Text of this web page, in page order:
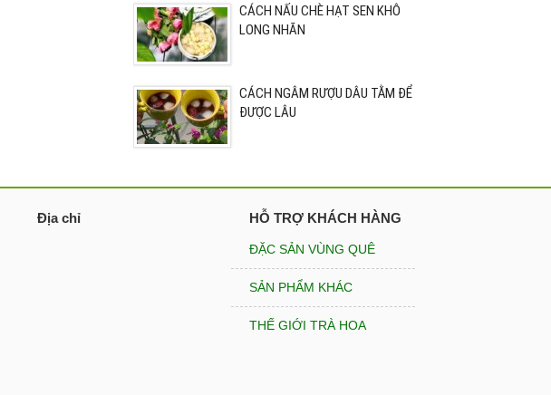
CÁCH NẤU CHÈ HẠT SEN KHÔ
LONG NHÃN
CÁCH NGÂM RƯỢU DÂU TẰM ĐỂ
ĐƯỢC LÂU
Địa chỉ HỖ TRỢ KHÁCH HÀNG
ĐẶC SẢN VÙNG QUÊ
SẢN PHẨM KHÁC
THẾ GIỚI TRÀ HOA